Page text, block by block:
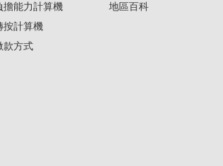
擔能力計算機
按計算機
款方式
地區百科